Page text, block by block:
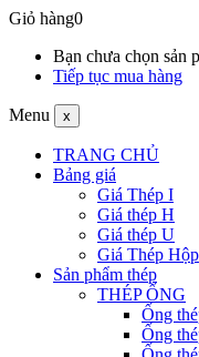
Giỏ hàng0
Bạn chưa chọn sản
Tiếp tục mua hàng
Menu x
TRANG CHỦ
Bảng giá
Giá Thép I
Giá thép H
Giá thép U
Giá Thép Hộp
Sản phẩm thép
THÉP ỐNG
Ống
Ống